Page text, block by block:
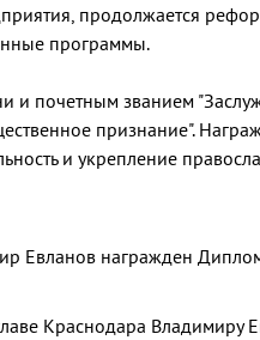
продолжается
программы.
и почетным званием
признание".
и укрепление
Евланов награжден
Краснодара Владимиру